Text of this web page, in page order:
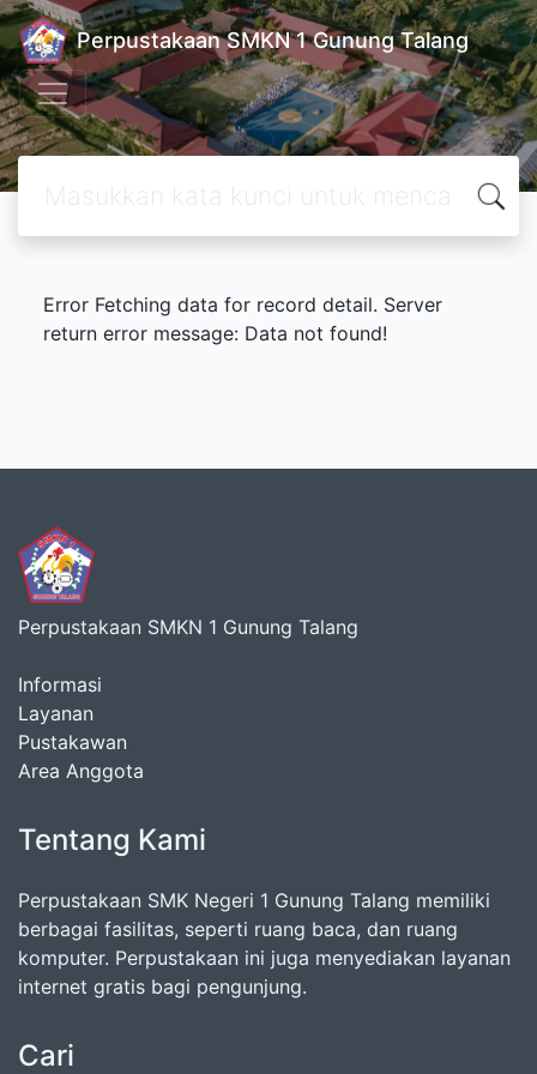
Perpustakaan SMKN 1 Gunung Talang
Error Fetching data for record detail. Server
return error message: Data not found!
Perpustakaan SMKN 1 Gunung Talang
Informasi
Layanan
Pustakawan
Area Anggota
Tentang Kami
Perpustakaan SMK Negeri 1 Gunung Talang memiliki
berbagai fasilitas, seperti ruang baca, dan ruang
komputer. Perpustakaan ini juga menyediakan layanan
internet gratis bagi pengunjung.
Cari